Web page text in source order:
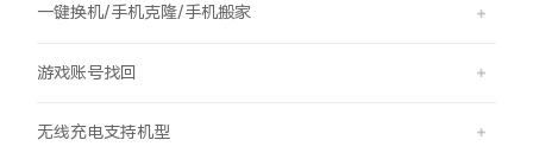
一键换机/手机克隆/手机搬家
游戏账号找回
无线充电支持机型